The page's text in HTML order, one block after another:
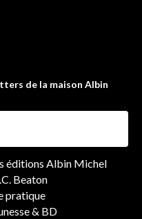
de la maison Albin
éditions Albin Michel
Beaton
pratique
& BD